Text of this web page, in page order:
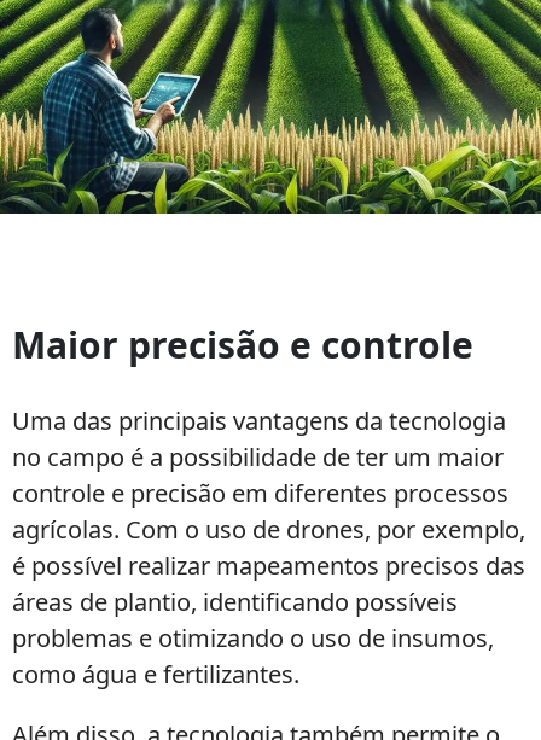
da
tecnologia
campo
Maior precisão e controle
Uma das principais vantagens da tecnologia
no campo é a possibilidade de ter um maior
controle e precisão em diferentes processos
agrícolas. Com o uso de drones, por exemplo,
é possível realizar mapeamentos precisos das
áreas de plantio, identificando possíveis
problemas e otimizando o uso de insumos,
como água e fertilizantes.